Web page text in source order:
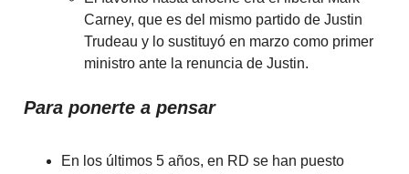
Carney, que es del mismo partido de Justin
Trudeau y lo sustituyó en marzo como primer
ministro ante la renuncia de Justin.
Para ponerte a pensar
En los últimos 5 años, en RD se han puesto